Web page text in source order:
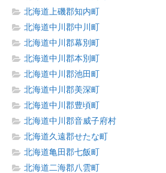
北海道上磯郡知内町
北海道中川郡中川町
北海道中川郡幕別町
北海道中川郡本別町
北海道中川郡池田町
北海道中川郡美深町
北海道中川郡豊頃町
北海道中川郡音威子府村
北海道久遠郡せたな町
北海道亀田郡七飯町
北海道二海郡八雲町